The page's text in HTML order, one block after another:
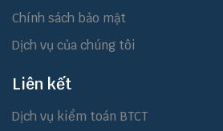
Chính sách bảo mật
Dịch vụ của chúng tôi
Liên kết
Dịch vụ kiểm toán BTCT